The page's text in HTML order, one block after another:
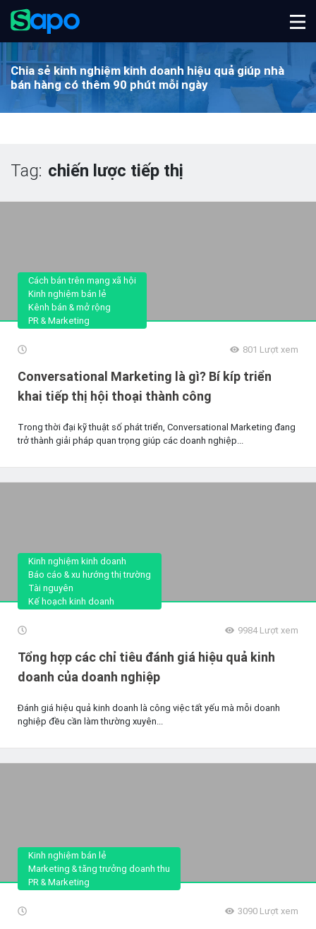
Chia sẻ kinh nghiệm kinh doanh hiệu quảgiúp nhà
bán hàng có thêm 90 phút mỗi ngày
Tag: chiến lược tiếp thị
Cách bán trên mạng xã hội
Kinh nghiệm bán lẻ
Kênh bán & mở rộng
PR & Marketing
801 Lượt xem
Conversational Marketing là gì? Bí kíp triển
khai tiếp thị hội thoại thành công
Trong thời đại kỹ thuật số phát triển, Conversational Marketing đang
trở thành giải pháp quan trọng giúp các doanh nghiệp...
Kinh nghiệm kinh doanh
Báo cáo & xu hướng thị trường
Tài nguyên
Kế hoạch kinh doanh
9984Lượt xem
Tổng hợp các chỉ tiêu đánh giá hiệu quả kinh
doanh của doanh nghiệp
Đánh giá hiệu quả kinh doanh là công việc tất yếu mà mỗi doanh
nghiệp đều cần làm thường xuyên...
Kinh nghiệm bán lẻ
Marketing & tăng trưởng doanh thu
PR & Marketing
3090 Lượt xem